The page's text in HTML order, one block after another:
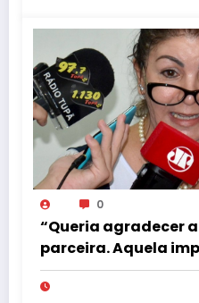
0
“Queria agradecer
parceira. Aquela
preocupada
Frase de despedida